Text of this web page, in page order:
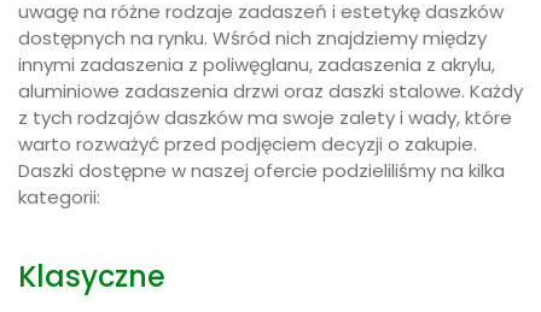
uwagę na różne rodzaje zadaszeń i estetykę daszków
dostępnych na rynku. Wśród nich znajdziemy między
innymi zadaszenia z poliwęglanu, zadaszenia z akrylu,
aluminiowe zadaszenia drzwi oraz daszki stalowe. Każdy
z tych rodzajów daszków ma swoje zalety i wady, które
warto rozważyć przed podjęciem decyzji o zakupie.
Daszki dostępne w naszej ofercie podzieliliśmy na kilka
kategorii:
Klasyczne